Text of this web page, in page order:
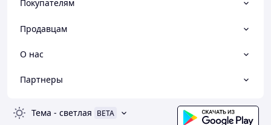
Покупателям
Продавцам
О нас
Партнеры
Тема - светлая BETA